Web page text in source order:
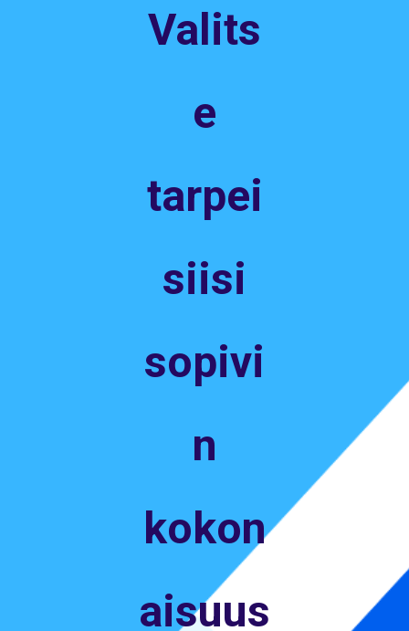
Valits
e
tarpei
siisi
sopivi
n
kokon
aisuus